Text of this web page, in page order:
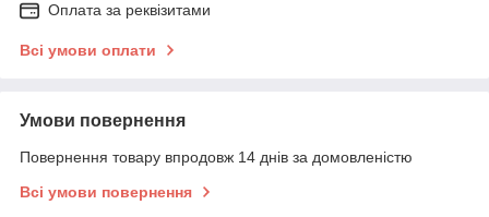
Оплата за реквізитами
Всі умови оплати
Умови повернення
Повернення товару впродовж 14 днів за домовленістю
Всі умови повернення